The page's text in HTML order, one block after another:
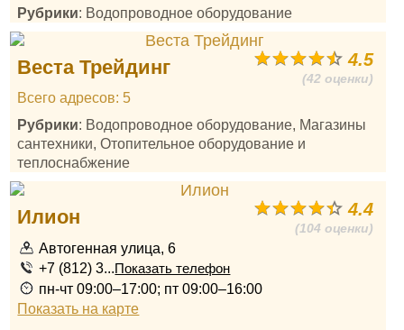
Рубрики: Водопроводное оборудование
4.5
(42 оценки)
Веста Трейдинг
Всего адресов: 5
Рубрики: Водопроводное оборудование, Магазины
сантехники, Отопительное оборудование и
теплоснабжение
4.4
(104 оценки)
Илион
Автогенная улица, 6
+7 (812) 3...Показать телефон
пн-чт 09:00–17:00; пт 09:00–16:00
Показать на карте